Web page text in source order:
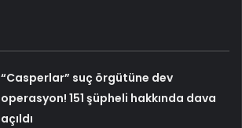
“Casperlar” suç örgütüne dev
operasyon! 151 şüpheli hakkında dava
açıldı